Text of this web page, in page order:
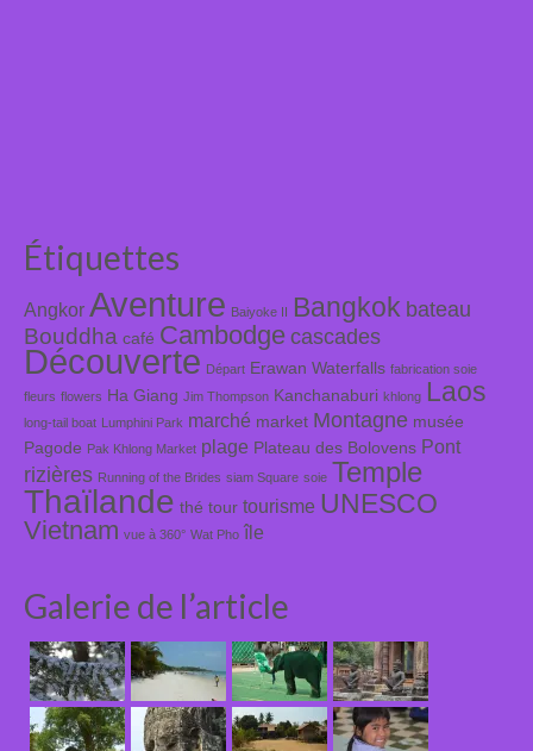
Étiquettes
Angkor Aventure Baiyoke II Bangkok bateau
Bouddha café Cambodge cascades
Découverte Départ Erawan Waterfalls fabrication soie
fleurs flowers Ha Giang Jim Thompson Kanchanaburi khlong Laos
long-tail boat Lumphini Park marché market Montagne musée
Pagode Pak Khlong Market plage Plateau des Bolovens Pont
rizières Running of the Brides siam Square soie Temple
Thaïlande thé tour tourisme UNESCO
Vietnam vue à 360° Wat Pho île
Galerie de l’article